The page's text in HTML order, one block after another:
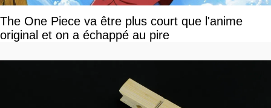
The One Piece va être plus court que l'anime
original et on a échappé au pire